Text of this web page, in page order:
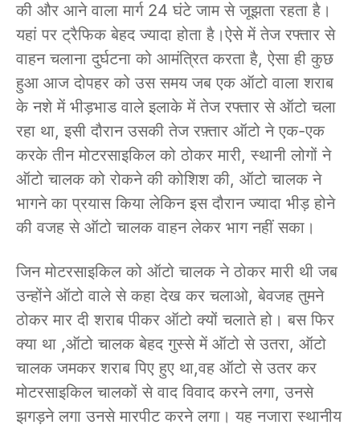
की और आने वाला मार्ग 24 घंटे जाम से जूझता रहता है।
यहां पर ट्रैफिक बेहद ज्यादा होता है।ऐसे में तेज रफ्तार से
वाहन चलाना दुर्घटना को आमंत्रित करता है, ऐसा ही कुछ
हुआ आज दोपहर को उस समय जब एक ऑटो वाला शराब
के नशे में भीड़भाड वाले इलाके में तेज रफ्तार से ऑटो चला
रहा था, इसी दौरान उसकी तेज रफ़्तार ऑटो ने एक-एक
करके तीन मोटरसाइकिल को ठोकर मारी, स्थानी लोगों ने
ऑटो चालक को रोकने की कोशिश की, ऑटो चालक ने
भागने का प्रयास किया लेकिन इस दौरान ज्यादा भीड़ होने
की वजह से ऑटो चालक वाहन लेकर भाग नहीं सका।
जिन मोटरसाइकिल को ऑटो चालक ने ठोकर मारी थी जब
उन्होंने ऑटो वाले से कहा देख कर चलाओ, बेवजह तुमने
ठोकर मार दी शराब पीकर ऑटो क्यों चलाते हो। बस फिर
क्या था ,ऑटो चालक बेहद गुस्से में ऑटो से उतरा, ऑटो
चालक जमकर शराब पिए हुए था,वह ऑटो से उतर कर
मोटरसाइकिल चालकों से वाद विवाद करने लगा, उनसे
झगड़ने लगा उनसे मारपीट करने लगा। यह नजारा स्थानीय